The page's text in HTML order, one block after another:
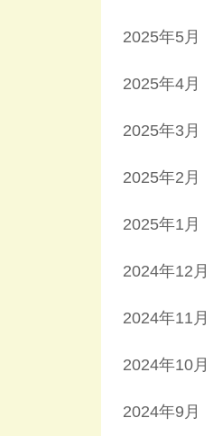
2025年5月
2025年4月
2025年3月
2025年2月
2025年1月
2024年12月
2024年11月
2024年10月
2024年9月